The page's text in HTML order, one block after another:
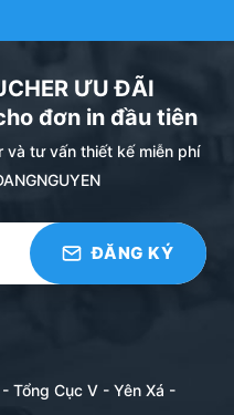
ƯU ĐÃI
đơn in đầu tiên
và tư vấn thiết kế miễn phí
Tổng Cục V - Yên Xá -